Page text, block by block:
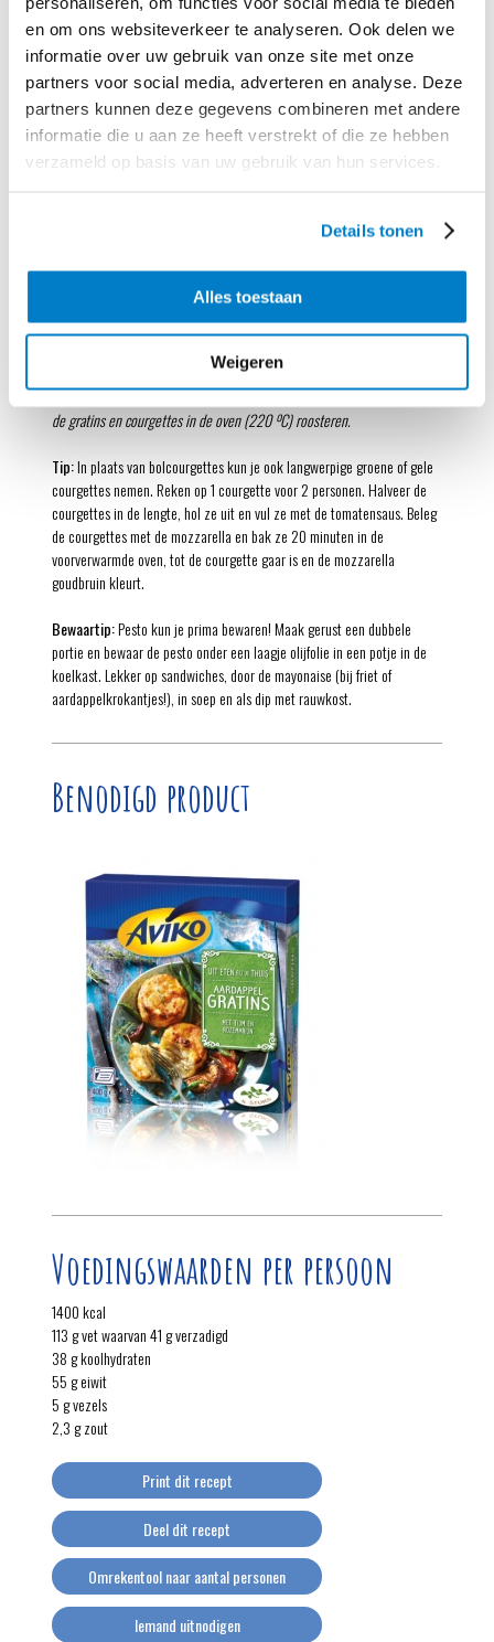
en om ons websiteverkeer te analyseren. Ook delen we
informatie over uw gebruik van onze site met onze
partners voor social media, adverteren en analyse. Deze
partners kunnen deze gegevens combineren met andere
informatie die u aan ze heeft verstrekt of die ze hebben
verzameld op basis van uw gebruik van hun services.
Details tonen
Alles toestaan
Weigeren
Vulde bolcourgettes met de tomatensaus. Beleg ze met de plakjes
mozzarella en leg de kapjes er weer op.
Verhitde barbecue tot 180 ºC of de oven tot 220 ºC. Leg de kip er op
de borst in en rooster in 20 minuten goudbruin. Keer de kip en rooster
ook de andere kant in nog 15-20 minuten goudbruin en gaar.
Verwarm intussen de oven voor tot 220 ºC. Zet de gratins en de
de kip op een grote schaal. Zet er de bolcourgettes en de gratins
Een kip opensnijden en platdrukken noemen we ‘vlinderen’, naar de vorm
die de kip ervan krijgt. Een gevlinderde kip is sneller gaar. Ideaal voor op
de Big Green Egg of barbecue, maar je kunt 'm natuurlijk ook samen met
de gratins en courgettes in de oven (220 ºC) roosteren.
Tip:In plaats van bolcourgettes kun je ook langwerpige groene of gele
courgettes nemen. Reken op 1 courgette voor 2 personen. Halveer de
courgettes in de lengte, hol ze uit en vul ze met de tomatensaus. Beleg
de courgettes met de mozzarella en bak ze 20 minuten in de
voorverwarmde oven, tot de courgette gaar is en de mozzarella
goudbruin kleurt.
Bewaartip:Pesto kun je prima bewaren! Maak gerust een dubbele
portie en bewaar de pesto onder een laagje olijfolie in een potje in de
koelkast. Lekker op sandwiches, door de mayonaise (bij friet of
aardappelkrokantjes!), in soep en als dip met rauwkost.
Benodigd product
Voedingswaarden per persoon
1400 kcal
113 g vet waarvan 41 g verzadigd
38 g koolhydraten
55 g eiwit
5 g vezels
2,3 g zout
Print dit recept
Deel dit recept
Omrekentool naar aantal personen
Iemand uitnodigen